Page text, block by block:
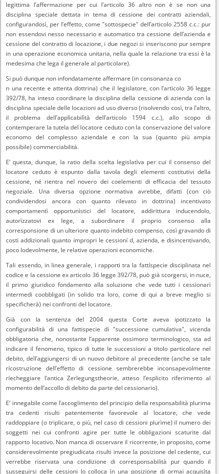
legittima l’affermazione per cui l’articolo 36 altro non è se non una
disciplina speciale dettata in tema di cessione dei contratti aziendali,
configurandosì, per l’effetto, come "sottospecie" dell’articolo 2558 c.c.: pur
non essendovi nesso necessario e automatico tra cessione dell’azienda e
cessìone del contratto di locazione, i due negozi si inseriscono pur sempre
in una operazione economica unitaria, nella quale la relazione tra essi è la
medesima che lega il generale al particolare).
Si può dunque non infondatamente affermare (in consonanza co
n una recente e attenta dottrina) che il legislatore, con l’articolo 36 legge
392/78, ha inteso coordinare la disciplina della cessione di azienda con la
disciplina speciale delle locazioni ad uso diverso (risolvendo così, tra l’altro,
il problema dell’applìcabilìtà dell’articolo 1594 c.c.), allo scopo di
contemperare la tutela del locatore ceduto con la conservazione del valore
economo del complesso aziendale e con la sua (quanto più ampia
possibile) commerciabilità.
E’ questa, dunque, la ratio della scelta legislatìva per cui il consenso del
locatore ceduto è espunto dalla tavola degli elementi costitutivi della
cessione, né rientra nel novero dei coelementi di efficacia del tessuto
negoziale. Una diversa opzione normativa avrebbe, difatti (con ciò
condividendosi ancora con quanto rilevato in dottrina) incentivato
comportamentì opportunìstici del locatore, addirittura inducendolo,
autorìzzatovi ex lege, a subordinare il proprio consenso alla
corresponsione di un ulteriore quanto indebito compenso, così gravando di
costi addizionali quanto impropri le cessioní d, azienda, e disincentivando,
poco lodevolmente, le relative operazioni economiche.
Tali essendo, in linea generale, i rapporti tra la fattíspecie disciplinata nel
codice e la cessione ex articolo 36 legge 392/78, può già scorgersi, in nuce,
il primo giuridico fondamento alla soluzione che vede tutti i cessìonarì
intermedi coobbligati (in solido tra loro, come di qui a breve meglio si
specificherà) nei confronti del locatore.
Già con la sentenza del 2004 questa Corte aveva ipotizzato la
configurabilità di una fattispecie di "successione cumulativa", vicenda
obbligatoria che, nonostante l’apparente ossimoro terminologico, sta ad
indicare il fenomeno, tipico di tutte le successioni a titolo particolare nel
debito, dell’aggiungersi di un nuovo debitore al precedente (anche se tale
rícostruzíone dell’effetto di cessione sembrerebbe inconsapevolmente
ríecheggiare l’antica Zerlegungstheorie, atteso l’esplicito riferimento al
momento dell’accollo di debito da parte del cessionario).
E’ innegabile come l’accoglimento del principio della responsabilità plurima
tra cedenti risulti patentemente favorevole al locatore, che vede
raddoppiare (o triplicare, o più, nel caso di cessioni plurìme) il numero dei
soggetti nei cui confronti agire per tutte le obbligazioni scaturite dal
rapporto locativo. Non manca di osservare il ricorrente, ìn proposito, come
considerevolmente pregiudicata risulti invece la posizione del cedente, cui
verrebbe riservata una condizione di corresponsabilità pur quando il
susseguirsi delle cessioni lo colloca ìn una posizione di ormai acquisìta